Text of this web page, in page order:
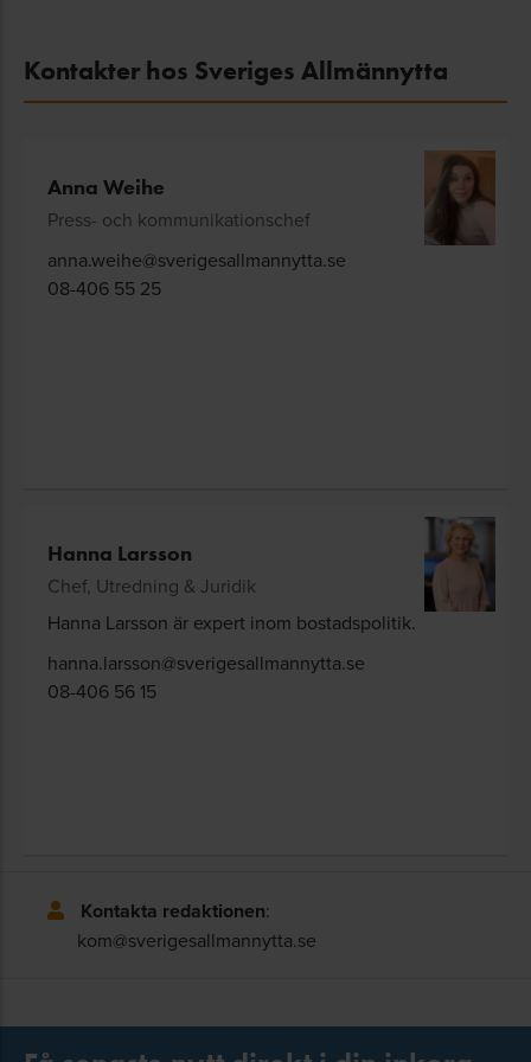
Kontakter hos Sveriges Allmännytta
Anna Weihe
Press- och kommunikationschef
anna.weihe@sverigesallmannytta.se
08-406 55 25
Hanna Larsson
Chef, Utredning & Juridik
Hanna Larsson är expert inom bostadspolitik.
hanna.larsson@sverigesallmannytta.se
08-406 56 15
Kontakta redaktionen:
kom@sverigesallmannytta.se